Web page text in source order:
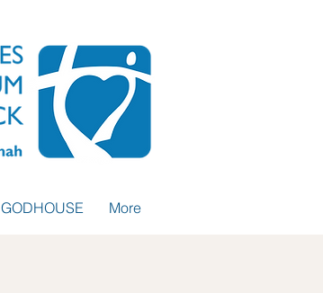
GODHOUSE More